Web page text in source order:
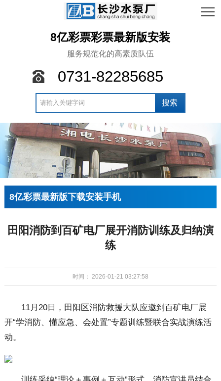
8亿彩票彩票最新版安装
服务规范化的高素质队伍
0731-82285685
8亿彩票最新版下载安装手机
田阳消防到百矿电厂展开消防训练及归纳演
练
时间： 2026-01-21 03:27:58
11月20日，田阳区消防救援大队应邀到百矿电厂展
开“学消防、懂应急、会处置”专题训练暨联合实战演练活
动。